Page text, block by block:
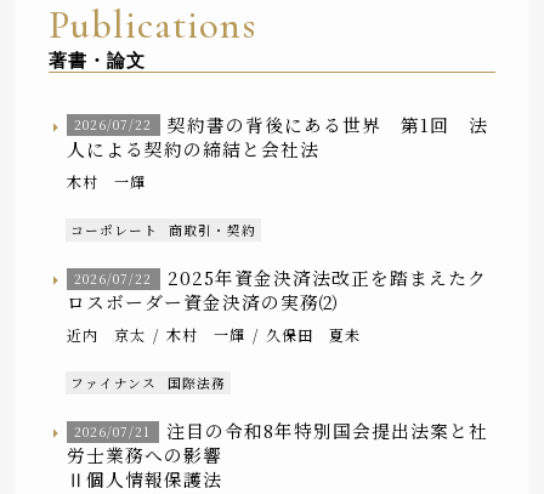
Publications
著書・論文
2026/07/22
契約書の背後にある世界 第1回 法
人による契約の締結と会社法
木村 一輝
コーポレート 商取引・契約
2026/07/22
2025年資金決済法改正を踏まえたク
ロスボーダー資金決済の実務⑵
近内 京太 木村 一輝 久保田 夏未
ファイナンス 国際法務
2026/07/21
注目の令和8年特別国会提出法案と社
労士業務への影響
Ⅱ個人情報保護法